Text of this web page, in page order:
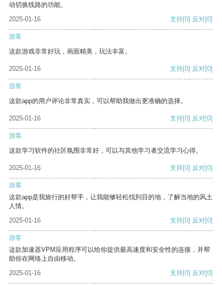
动切换线路的功能。
2025-01-16
支持[0] 反对[0]
游客
这款游戏非常好玩，画面精美，玩法丰富。
2025-01-16 支持[0] 反对[0]
游客
这款app的用户评论非常真实，可以帮助我做出更准确的选择。
2025-01-16 支持[0] 反对[0]
游客
这款学习软件的社区氛围非常好，可以与其他学习者交流学习心得。
2025-01-16 支持[0] 反对[0]
游客
这款app是我旅行的好帮手，让我能够轻松找到目的地，了解当地的风土
人情。
2025-01-16
支持[0] 反对[0]
游客
这款加速器VPM应用程序可以给你提供最高速度和安全性的连接，并帮
助你在网络上自由移动。
2025-01-16
支持[0] 反对[0]